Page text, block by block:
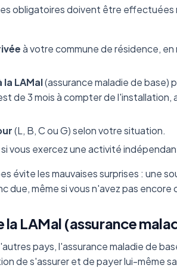
obligatoires doivent être
à votre commune de résidence, en
LAMal(assurance maladie de base)
de 3 mois à compter de
(L, B, C ou G) selon votre situation.
si vous exercez une activité
évite les mauvaises surprises : une
due, même si vous n'avez pas encore
LAMal (assurance
pays, l'assurance maladie de
de s'assurer et de payer lui-même